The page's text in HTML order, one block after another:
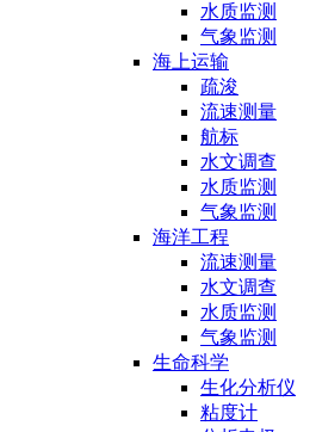
水质监测
气象监测
海上运输
疏浚
流速测量
航标
水文调查
水质监测
气象监测
海洋工程
流速测量
水文调查
水质监测
气象监测
生命科学
生化分析仪
粘度计